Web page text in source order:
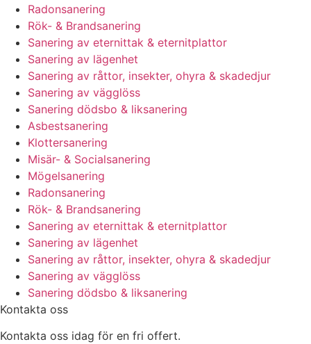
Radonsanering
Rök- & Brandsanering
Sanering av eternittak & eternitplattor
Sanering av lägenhet
Sanering av råttor, insekter, ohyra & skadedjur
Sanering av vägglöss
Sanering dödsbo & liksanering
Asbestsanering
Klottersanering
Misär- & Socialsanering
Mögelsanering
Radonsanering
Rök- & Brandsanering
Sanering av eternittak & eternitplattor
Sanering av lägenhet
Sanering av råttor, insekter, ohyra & skadedjur
Sanering av vägglöss
Sanering dödsbo & liksanering
Kontakta oss
Kontakta oss idag för en fri offert.